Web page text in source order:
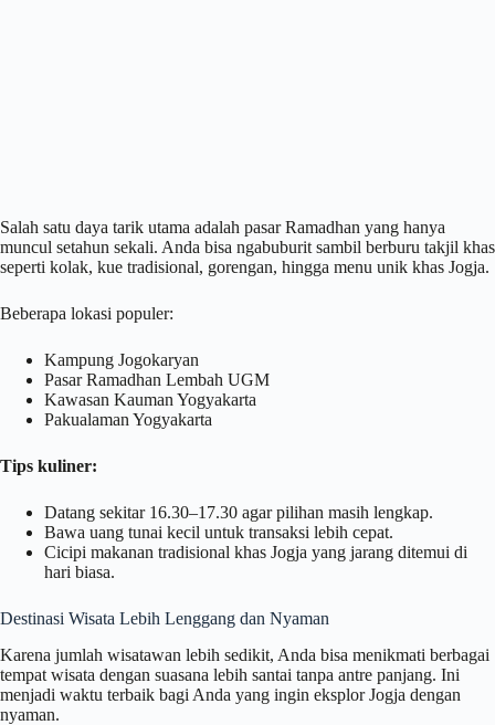
Salah satu daya tarik utama adalah pasar Ramadhan yang hanya
muncul setahun sekali. Anda bisa ngabuburit sambil berburu takjil khas
seperti kolak, kue tradisional, gorengan, hingga menu unik khas Jogja.
Beberapa lokasi populer:
Kampung Jogokaryan
Pasar Ramadhan Lembah UGM
Kawasan Kauman Yogyakarta
Pakualaman Yogyakarta
Tips kuliner:
Datang sekitar 16.30–17.30 agar pilihan masih lengkap.
Bawa uang tunai kecil untuk transaksi lebih cepat.
Cicipi makanan tradisional khas Jogja yang jarang ditemui di
hari biasa.
Destinasi Wisata Lebih Lenggang dan Nyaman
Karena jumlah wisatawan lebih sedikit, Anda bisa menikmati berbagai
tempat wisata dengan suasana lebih santai tanpa antre panjang. Ini
menjadi waktu terbaik bagi Anda yang ingin eksplor Jogja dengan
nyaman.